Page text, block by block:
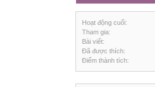
Hoạt động cuối:
Tham gia:
Bài viết:
Đã được thích:
Điểm thành tích: